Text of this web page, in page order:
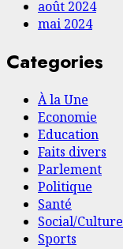
août 2024
mai 2024
Categories
À la Une
Economie
Education
Faits divers
Parlement
Politique
Santé
Social/Culture
Sports